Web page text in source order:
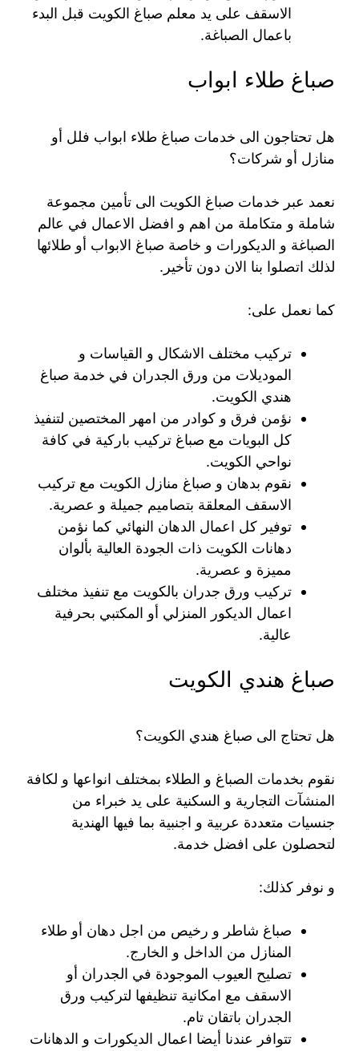
الاسقف على يد معلم صباغ الكويت قبل البدء
باعمال الصباغة.
صباغ طلاء ابواب
هل تحتاجون الى خدمات صباغ طلاء ابواب فلل أو
منازل أو شركات؟
نعمد عبر خدمات صباغ الكويت الى تأمين مجموعة
شاملة و متكاملة من اهم و افضل الاعمال في عالم
الصباغة و الديكورات و خاصة صباغ الابواب أو طلائها
لذلك اتصلوا بنا الان دون تأخير.
كما نعمل على:
تركيب مختلف الاشكال و القياسات و
الموديلات من ورق الجدران في خدمة صباغ
هندي الكويت.
نؤمن فرق و كوادر من امهر المختصين لتنفيذ
كل البويات مع صباغ تركيب باركية في كافة
نواحي الكويت.
نقوم بدهان و صباغ منازل الكويت مع تركيب
الاسقف المعلقة بتصاميم جميلة و عصرية.
توفير كل اعمال الدهان النهائي كما نؤمن
دهانات الكويت ذات الجودة العالية بألوان
مميزة و عصرية.
تركيب ورق جدران بالكويت مع تنفيذ مختلف
اعمال الديكور المنزلي أو المكتبي بحرفية
عالية.
صباغ هندي الكويت
هل تحتاج الى صباغ هندي الكويت؟
نقوم بخدمات الصباغ و الطلاء بمختلف انواعها و لكافة
المنشآت التجارية و السكنية على يد خبراء من
جنسيات متعددة عربية و اجنبية بما فيها الهندية
لتحصلون على افضل خدمة.
و نوفر كذلك:
صباغ شاطر و رخيص من اجل دهان أو طلاء
المنازل من الداخل و الخارج.
تصليح العيوب الموجودة في الجدران أو
الاسقف مع امكانية تنظيفها لتركيب ورق
الجدران باتقان تام.
تتوافر عندنا أيضا اعمال الديكورات و الدهانات